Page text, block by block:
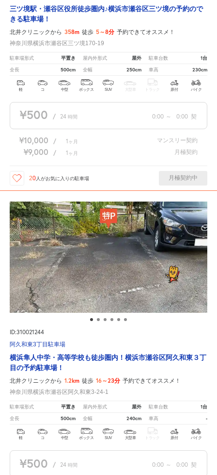
三ツ境駅・瀬谷区役所徒歩圏内♪横浜市瀬谷区三ツ境の予約ので
きる駐車場！
北井クリニックから 358m 徒歩 5～8分 予約できてオススメ！
神奈川県横浜市瀬谷区三ツ境170-19
駐車場形式 平置き 屋内外形式 屋外 駐車台数 1台
全長 500cm 全幅 250cm 車高 230cm
軽 コ 中型 ボックス SUV 大型車 トラック 原付 バイク
¥500 / 24 時間 0:00 ～ 0:00 契
¥10,000 / 1 ヶ月 マンスリー契約
¥9,000 / 1 ヶ月 月極契約
20 人がお気に入りの駐車場 月極契約中
ID:310021244
阿久和東3丁目駐車場
横浜隼人中学・高等学校も徒歩圏内！横浜市瀬谷区阿久和東３丁
目の予約駐車場！
北井クリニックから 1.2km 徒歩 16～23分 予約できてオススメ！
神奈川県横浜市瀬谷区阿久和東3-24-1
駐車場形式 平置き 屋内外形式 屋外 駐車台数 1台
全長 500cm 全幅 240cm 車高 -
軽 コ 中型 ボックス SUV 大型車 トラック 原付 バイク
¥500 / 24 時間 0:00 ～ 0:00 契